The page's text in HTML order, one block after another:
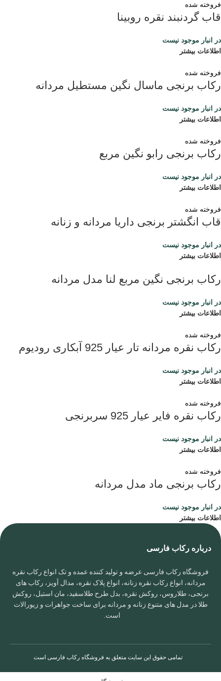
فروخته شده
قاب گردنبند نقره روبینا
در انبار موجود نیست
اطلاعات بیشتر
فروخته شده
رکاب برنجی ماسال نگین مستطیل مردانه
در انبار موجود نیست
اطلاعات بیشتر
فروخته شده
رکاب برنجی رابو نگین مربع
در انبار موجود نیست
اطلاعات بیشتر
فروخته شده
قاب انگشتر برنجی داریا مردانه و زنانه
در انبار موجود نیست
اطلاعات بیشتر
رکاب برنجی نگین مربع لنا مدل مردانه
در انبار موجود نیست
اطلاعات بیشتر
فروخته شده
رکاب نقره مردانه تار عیار 925 آبکاری رودیوم
در انبار موجود نیست
اطلاعات بیشتر
فروخته شده
رکاب نقره فایر عیار 925 سربرنجی
در انبار موجود نیست
اطلاعات بیشتر
فروخته شده
رکاب برنجی ماد مدل مردانه
در انبار موجود نیست
اطلاعات بیشتر
درباره رکاب فارسی
فروشگاه رکاب فارسی عرضه و تولید کننده عمده و تک انواع رکاب نقره
مردانه، انواع رکاب نقره زنانه، انواع پلاک نقره، مدال آویز، رکاب های
برنجی، طلاروس، روکش نقره، بدل طرح طلاسفید، مان استیل، روکش
طلا در مدل های متنوع زنانه و مردانه برای ساخت جواهرات و زیورالات
است.
تمامی حقوق این سایت متعلق به فروشگاه رکاب فارسی است